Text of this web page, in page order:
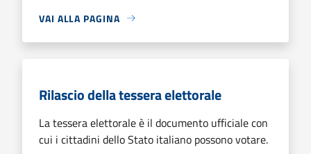
VAI ALLA PAGINA
Rilascio della tessera elettorale
La tessera elettorale è il documento ufficiale con
cui i cittadini dello Stato italiano possono votare.